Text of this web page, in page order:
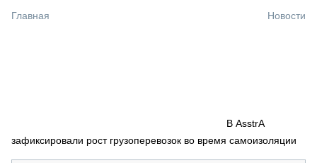
СПЕЦПРОЕКТЫ
Главная Новости
В AsstrA
зафиксировали рост грузоперевозок во время самоизоляции